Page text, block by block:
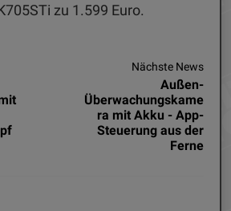
zu 1.599 Euro.
Nächste News
Außen-
Überwachungskame
ra mit Akku - App-
Steuerung aus der
Ferne